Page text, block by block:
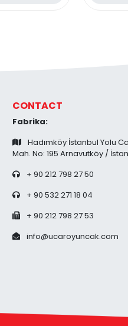
CONTACT
Fabrika:
Hadımköy İstanbul Yolu
Mah. No: 195 Arnavutköy /
+ 90 212 798 27 50
+ 90 532 271 18 04
+ 90 212 798 27 53
info@ucaroyuncak.com